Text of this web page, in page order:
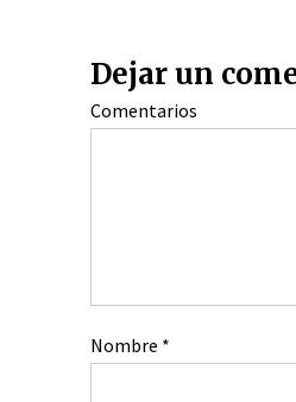
Dejar un
Comentarios
Nombre *